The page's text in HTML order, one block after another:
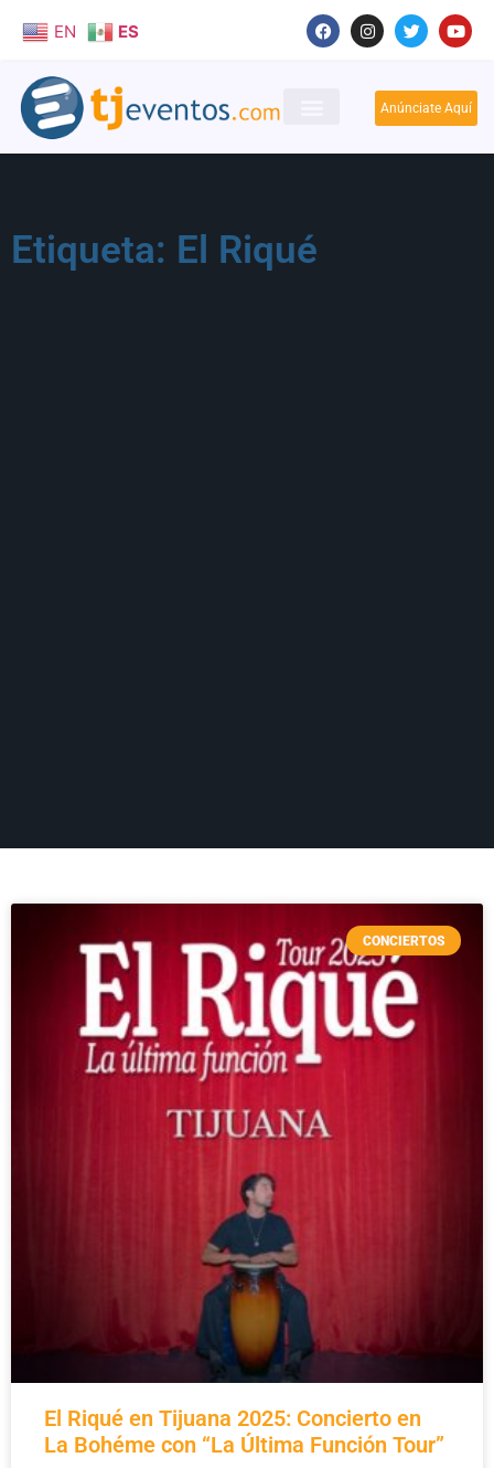
EN ES
Anúnciate Aquí
Etiqueta: El Riqué
CONCIERTOS
El Riqué en Tijuana 2025: Concierto en
La Bohéme con “La Última Función Tour”